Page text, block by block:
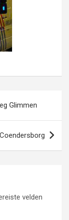
Glimmen
velden